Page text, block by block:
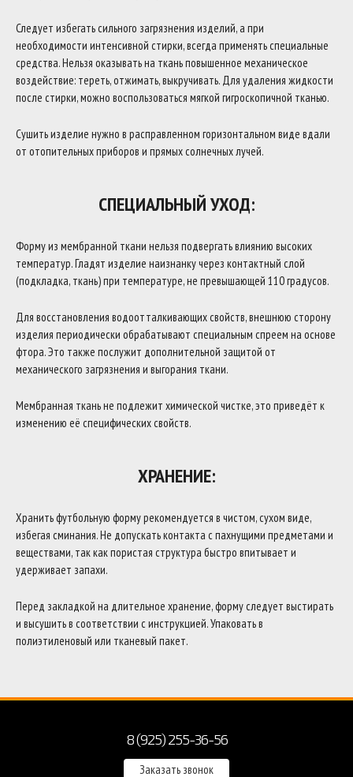
Следует избегать сильного загрязнения изделий, а при
необходимости интенсивной стирки, всегда применять специальные
средства. Нельзя оказывать на ткань повышенное механическое
воздействие: тереть, отжимать, выкручивать. Для удаления жидкости
после стирки, можно воспользоваться мягкой гигроскопичной тканью.
Сушить изделие нужно в расправленном горизонтальном виде вдали
от отопительных приборов и прямых солнечных лучей.
СПЕЦИАЛЬНЫЙ УХОД:
Форму из мембранной ткани нельзя подвергать влиянию высоких
температур. Гладят изделие наизнанку через контактный слой
(подкладка, ткань) при температуре, не превышающей 110 градусов.
Для восстановления водоотталкивающих свойств, внешнюю сторону
изделия периодически обрабатывают специальным спреем на основе
фтора. Это также послужит дополнительной защитой от
механического загрязнения и выгорания ткани.
Мембранная ткань не подлежит химической чистке, это приведёт к
изменению её специфических свойств.
ХРАНЕНИЕ:
Хранить футбольную форму рекомендуется в чистом, сухом виде,
избегая сминания. Не допускать контакта с пахнущими предметами и
веществами, так как пористая структура быстро впитывает и
удерживает запахи.
Перед закладкой на длительное хранение, форму следует выстирать
и высушить в соответствии с инструкцией. Упаковать в
полиэтиленовый или тканевый пакет.
8 (925) 255-36-56
Заказать звонок